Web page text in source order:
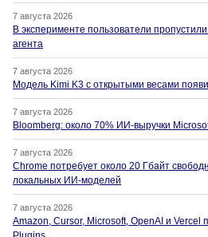
7 августа 2026
В эксперименте пользователи
агента
7 августа 2026
Модель Kimi K3 с открытыми весами
7 августа 2026
Bloomberg: около 70% ИИ-выручки
7 августа 2026
Chrome потребует около 20 Гбайт
локальных ИИ-моделей
7 августа 2026
Amazon, Cursor, Microsoft, OpenAI и Vercel